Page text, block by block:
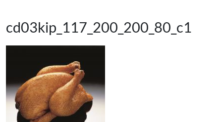
cd03kip_117_200_200_80_c1